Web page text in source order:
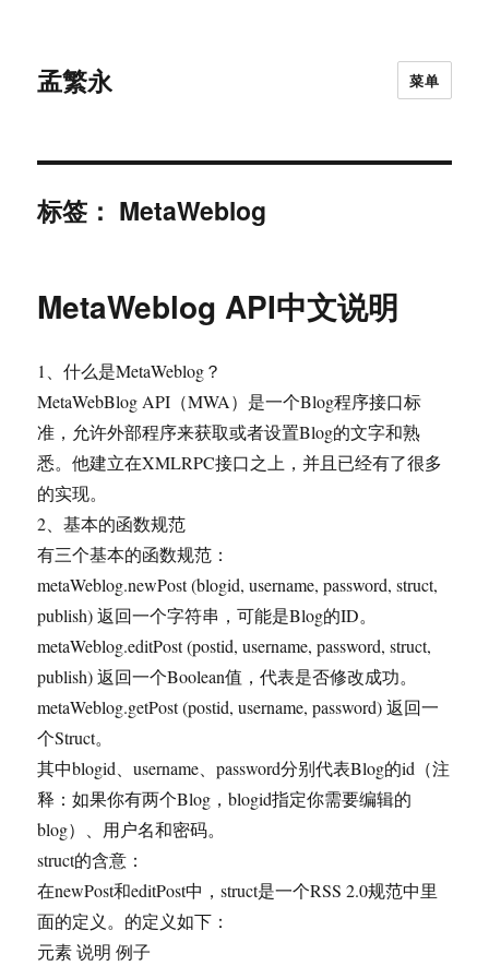
孟繁永 菜单
标签： MetaWeblog
MetaWeblog API中文说明
1、什么是MetaWeblog？
MetaWebBlog API（MWA）是一个Blog程序接口标
准，允许外部程序来获取或者设置Blog的文字和熟
悉。他建立在XMLRPC接口之上，并且已经有了很多
的实现。
2、基本的函数规范
有三个基本的函数规范：
metaWeblog.newPost (blogid, username, password, struct,
publish) 返回一个字符串，可能是Blog的ID。
metaWeblog.editPost (postid, username, password, struct,
publish) 返回一个Boolean值，代表是否修改成功。
metaWeblog.getPost (postid, username, password) 返回一
个Struct。
其中blogid、username、password分别代表Blog的id（注
释：如果你有两个Blog，blogid指定你需要编辑的
blog）、用户名和密码。
struct的含意：
在newPost和editPost中，struct是一个RSS 2.0规范中里
面的定义。的定义如下：
元素 说明 例子